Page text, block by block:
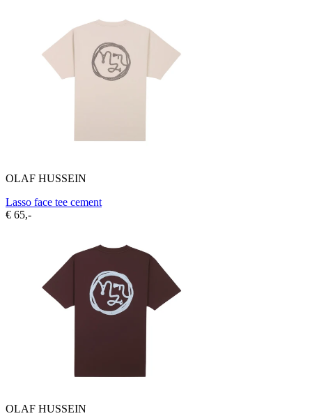
OLAF HUSSEIN
Lasso face tee cement
€ 65,-
OLAF HUSSEIN